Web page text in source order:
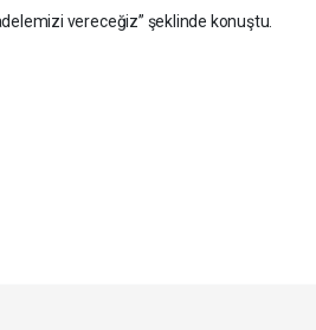
vereceğiz” şeklinde konuştu.